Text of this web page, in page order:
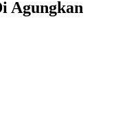
Agungkan